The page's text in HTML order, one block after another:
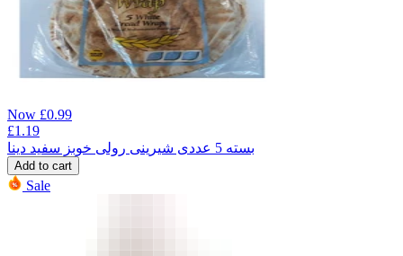
Now £0.99
£1.19
بسته 5 عددی شیرینی رولی خوبز سفید دینا
Add to cart
Sale